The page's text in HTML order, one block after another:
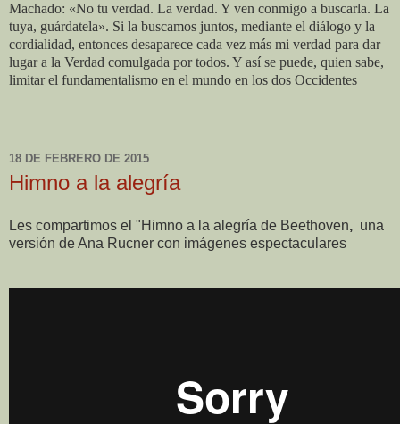
Machado: «No tu verdad. La verdad. Y ven conmigo a buscarla. La
tuya, guárdatela». Si la buscamos juntos, mediante el diálogo y la
cordialidad, entonces desaparece cada vez más mi verdad para dar
lugar a la Verdad comulgada por todos. Y así se puede, quien sabe,
limitar el fundamentalismo en el mundo en los dos Occidentes
18 DE FEBRERO DE 2015
Himno a la alegría
Les compartimos el "Himno a la alegría de Beethoven, una
versión de Ana Rucner con imágenes espectaculares